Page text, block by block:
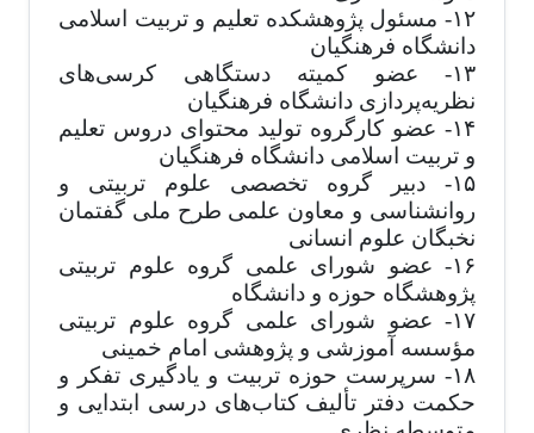
۱۲- مسئول پژوهشکده تعلیم و تربیت اسلامی
دانشگاه فرهنگیان
۱۳- عضو کمیته دستگاهی کرسی‌های
نظریه‌پردازی دانشگاه فرهنگیان
۱۴- عضو کارگروه تولید محتوای دروس تعلیم
و تربیت اسلامی دانشگاه فرهنگیان
۱۵- دبیر گروه تخصصی علوم‌ تربیتی و
روانشناسی و معاون علمی طرح ملی گفتمان
نخبگان علوم انسانی
۱۶- عضو شورای علمی گروه علوم تربیتی
پژوهشگاه حوزه و دانشگاه
۱۷- عضو شورای علمی گروه علوم تربیتی
مؤسسه آموزشی و پژوهشی امام خمینی
۱۸- سرپرست حوزه تربیت و یادگیری تفکر و
حکمت دفتر تألیف کتاب‌های درسی ابتدایی و